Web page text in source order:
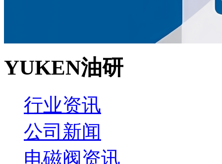
YUKEN油研
行业资讯
公司新闻
电磁阀资讯